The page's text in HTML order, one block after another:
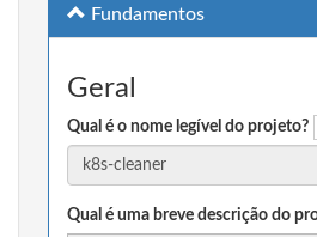
Fundamentos
Geral
Qual é o nome legível do projeto?
Qual é uma breve descrição do